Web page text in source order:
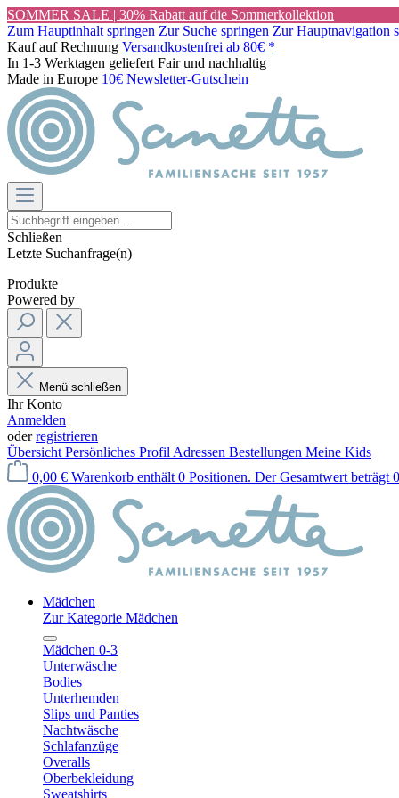
SOMMER SALE | 30% Rabatt auf die Sommerkollektion
Zum Hauptinhalt springen Zur Suche springen Zur Hauptnavigation
Kauf auf Rechnung Versandkostenfrei ab 80€ *
In 1-3 Werktagen geliefert Fair und nachhaltig
Made in Europe 10€ Newsletter-Gutschein
Schließen
Letzte Suchanfrage(n)
Produkte
Powered by
Menü schließen
Ihr Konto
Anmelden
oderregistrieren
Übersicht Persönliches Profil Adressen Bestellungen Meine Kids
0,00 € Warenkorb enthält 0 Positionen. Der Gesamtwert beträgt
Mädchen
Zur Kategorie Mädchen
Mädchen 0-3
Unterwäsche
Bodies
Unterhemden
Slips und Panties
Nachtwäsche
Schlafanzüge
Overalls
Oberbekleidung
Sweatshirts